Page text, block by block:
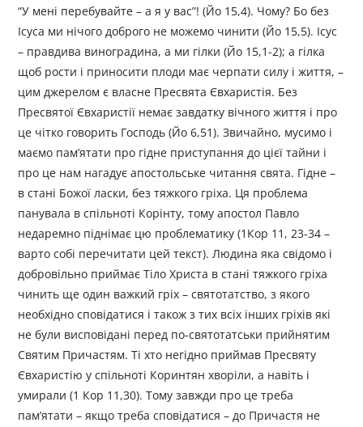
“У мені перебувайте – а я у вас”! (Йо 15,4). Чому? Бо без
Ісуса ми нічого доброго не можемо чинити (Йо 15,5). Ісус
– правдива виноградина, а ми гілки (Йо 15,1-2); а гілка
щоб рости і приносити плоди має черпати силу і життя, –
цим джерелом є власне Пресвята Євхаристія. Без
Пресвятої Євхаристії немає завдатку вічного життя і про
це чітко говорить Господь (Йо 6,51). Звичайно, мусимо і
маємо пам’ятати про гідне приступання до цієї тайни і
про це нам нагадує апостольське читання свята. Гідне –
в стані Божої ласки, без тяжкого гріха. Ця проблема
панувала в спільноті Корінту, тому апостол Павло
недаремно піднімає цю проблематику (1Кор 11, 23-34 –
варто собі перечитати цей текст). Людина яка свідомо і
добровільно приймає Тіло Христа в стані тяжкого гріха
чинить ще один важкий гріх – святотатство, з якого
необхідно сповідатися і також з тих всіх інших гріхів які
не були висповідані перед по-святотатськи прийнятим
Святим Причастям. Ті хто негідно приймав Пресвяту
Євхаристію у спільноті Коринтян хворіли, а навіть і
умирали (1 Кор 11,30). Тому завжди про це треба
пам’ятати – якщо треба сповідатися – до Причастя не